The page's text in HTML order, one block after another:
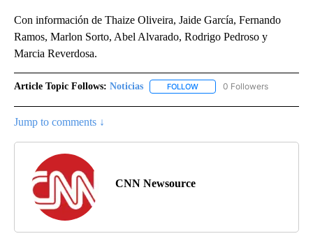
Con información de Thaize Oliveira, Jaide García, Fernando
Ramos, Marlon Sorto, Abel Alvarado, Rodrigo Pedroso y
Marcia Reverdosa.
Article Topic Follows: Noticias FOLLOW FOLLOW "NOTICIAS" TO
0 Followers
Jump to comments ↓
CNN Newsource